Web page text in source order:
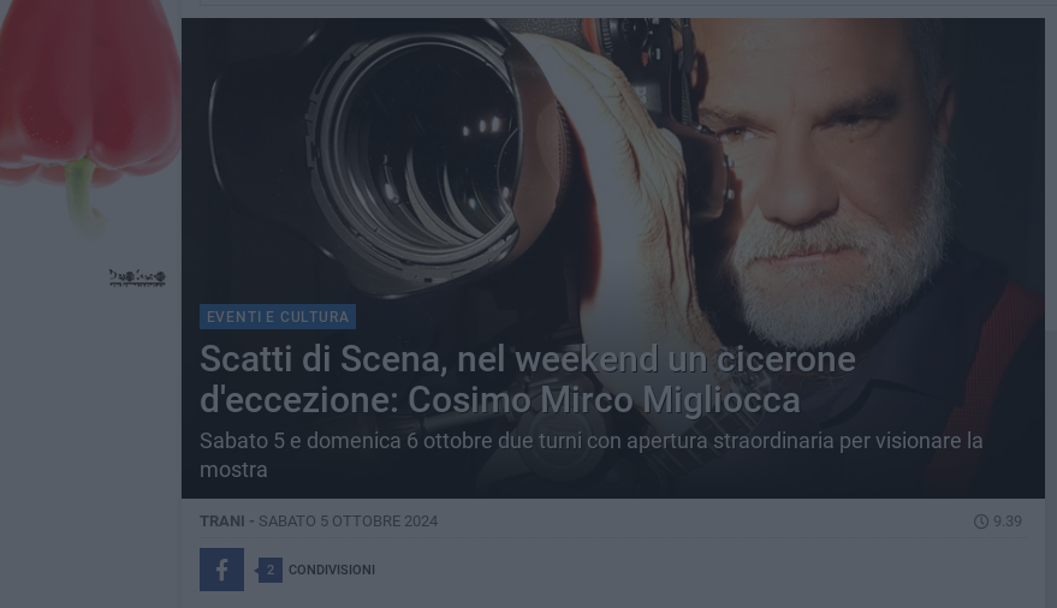
EVENTI E CULTURA
Scatti di Scena, nel weekend un cicerone
d'eccezione: Cosimo Mirco Migliocca
Sabato 5 e domenica 6 ottobre due turni con apertura straordinaria per visionare la
mostra
TRANI - SABATO 5 OTTOBRE 2024 9.39
2 CONDIVISIONI